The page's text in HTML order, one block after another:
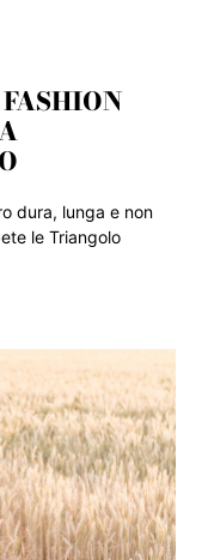
dura, lunga e non
le Triangolo